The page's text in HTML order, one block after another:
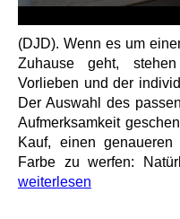
(DJD). Wenn es um
Zuhause geht,
Vorlieben und der
Der Auswahl des
Aufmerksamkeit
Kauf, einen
Farbe zu werfen:
weiterlesen